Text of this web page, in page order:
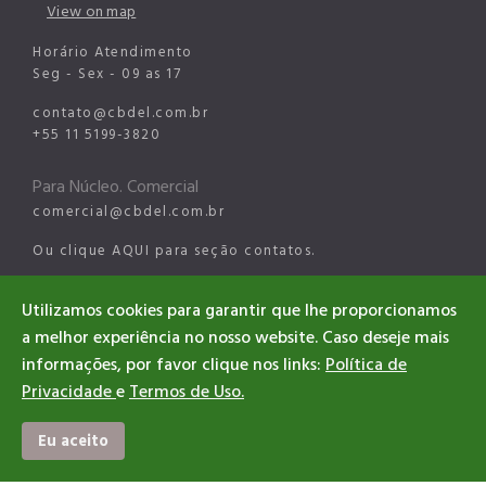
View on map
Horário Atendimento
Seg - Sex - 09 as 17
contato@cbdel.com.br
+55 11 5199-3820
Para Núcleo. Comercial
comercial@cbdel.com.br
Ou clique AQUI para seção contatos.
Para Núcleo Esportes Digitais
esports@cbdel.com.br
©2026 CBDEL. All rights reserved
Utilizamos cookies para garantir que lhe proporcionamos
a melhor experiência no nosso website. Caso deseje mais
informações, por favor clique nos links:Política de
PrivacidadeeTermos de Uso.
Eu aceito